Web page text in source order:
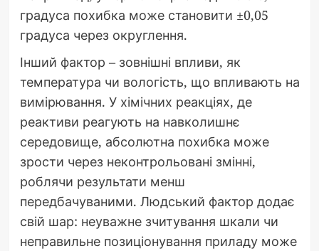
градуса похибка може становити ±0,05
градуса через округлення.
Інший фактор – зовнішні впливи, як
температура чи вологість, що впливають на
вимірювання. У хімічних реакціях, де
реактиви реагують на навколишнє
середовище, абсолютна похибка може
зрости через неконтрольовані змінні,
роблячи результати менш
передбачуваними. Людський фактор додає
свій шар: неуважне зчитування шкали чи
неправильне позиціонування приладу може